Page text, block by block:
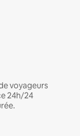
voyageurs
24h/24